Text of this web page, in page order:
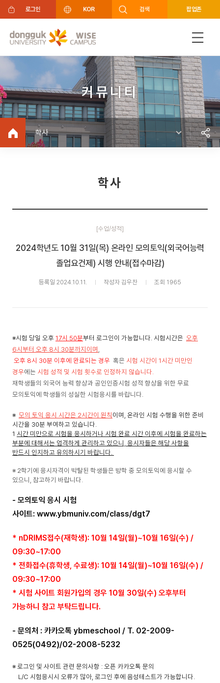
주메뉴 바로가기
푸터 바로가기
로그인 KOR 검색 팝업존
커뮤니티
학사
학사
[수업/성적]
2024학년도 10월 31일(목) 온라인 모의토익(외국어능력
졸업요건제) 시행 안내(접수마감)
등록일 2024.10.11. 작성자 김우찬 조회 1965
※시험 당일 오후 17시 50분부터 로그인이 가능합니다. 시험시간은 오후
6시부터 오후 8시 30분까지이며
오후 8시 30분 이후에 완료되는 경우 혹은 시험 시간이 1시간 미만인
경우에는 시험 성적 및 시험 횟수로 인정하지 않습니다.
재학생들의 외국어 능력 향상과 공인인증시험 성적 향상을 위한 무료
모의토익에 학생들의 성실한 시험응시를 바랍니다.
※ 모의 토익 응시 시간은 2시간이 원칙이며, 온라인 시험 수행을 위한 준비
시간을 30분 부여하고 있습니다.
1 시간 미만으로 시험을 응시하거나 시험 완료 시간 이후에 시험을 완료하는
부분에 대해서는 엄격하게 관리하고 있으니, 응시자들은 해당 사항을
반드시 인지하고 유의하시기 바랍니다.
※ 2학기에 응시자격이 박탈된 학생들은 방학 중 모의토익에 응시할 수
있으니, 참고하기 바랍니다.
- 모의토익 응시 시험
사이트: www.ybmuniv.com/class/dgt7
* nDRIMS접수(재학생): 10월 14일(월)~10월 16일(수) /
09:30~17:00
* 전화접수(휴학생, 수료생): 10월 14일(월)~10월 16일(수) /
09:30~17:00
* 시험 사이트 회원가입의 경우 10월 30일(수) 오후부터
가능하니 참고 부탁드립니다.
- 문의처 : 카카오톡 ybmeschool / T. 02-2009-
0525(0492)/02-2008-5232
※ 로그인 및 사이트 관련 문의사항 : 오픈 카카오톡 문의
L/C 시험응시시 오류가 많아, 로그인 후에 음성테스트가 가능합니다.